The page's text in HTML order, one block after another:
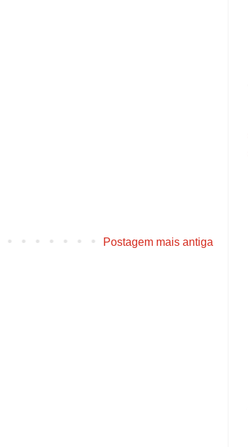
Postagem mais antiga